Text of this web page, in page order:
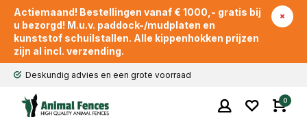
Actiemaand! Bestellingen vanaf € 1000,- gratis bij
u bezorgd! M.u.v. paddock-/mudplaten en
kunststof schuilstallen. Alle kippenhokken prijzen
zijn al incl. verzending.
Deskundig advies en een grote voorraad
0